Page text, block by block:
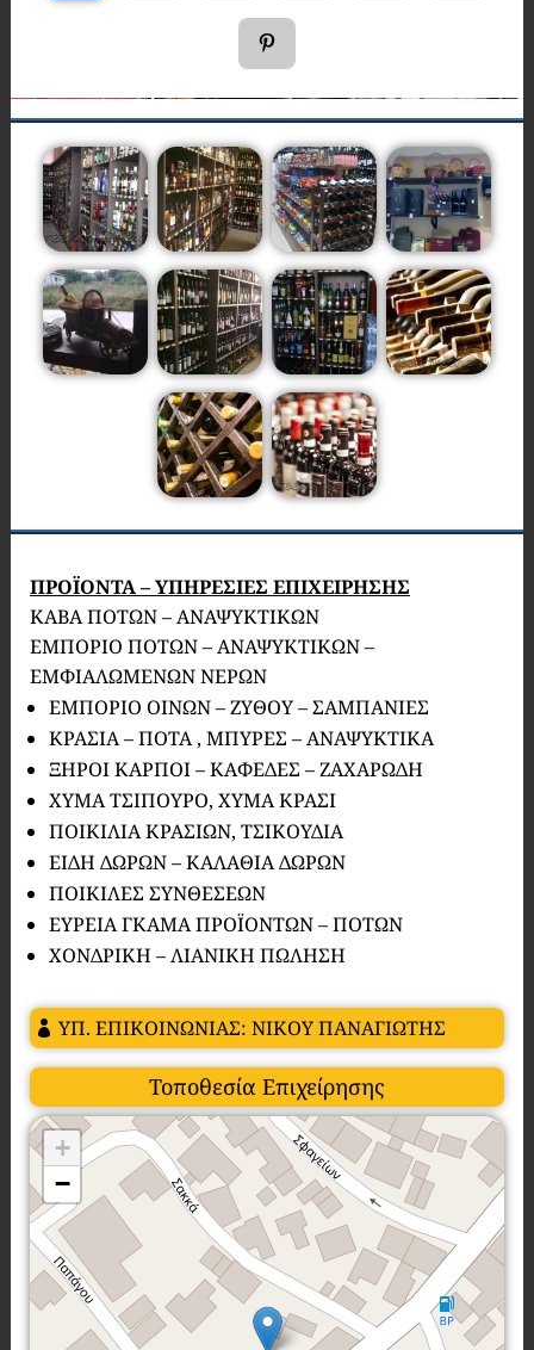
ΠΡΟΪΟΝΤΑ – ΥΠΗΡΕΣΙΕΣ ΕΠΙΧΕΙΡΗΣΗΣ
ΚΑΒΑ ΠΟΤΩΝ – ΑΝΑΨΥΚΤΙΚΩΝ
ΕΜΠΟΡΙΟ ΠΟΤΩΝ – ΑΝΑΨΥΚΤΙΚΩΝ –
ΕΜΦΙΑΛΩΜΕΝΩΝ ΝΕΡΩΝ
ΕΜΠΟΡΙΟ ΟΙΝΩΝ – ΖΥΘΟΥ – ΣΑΜΠΑΝΙΕΣ
ΚΡΑΣΙΑ – ΠΟΤΑ , ΜΠΥΡΕΣ – ΑΝΑΨΥΚΤΙΚΑ
ΞΗΡΟΙ ΚΑΡΠΟΙ – ΚΑΦΕΔΕΣ – ΖΑΧΑΡΩΔΗ
ΧΥΜΑ ΤΣΙΠΟΥΡΟ, ΧΥΜΑ ΚΡΑΣΙ
ΠΟΙΚΙΛΙΑ ΚΡΑΣΙΩΝ, ΤΣΙΚΟΥΔΙΑ
ΕΙΔΗ ΔΩΡΩΝ – ΚΑΛΑΘΙΑ ΔΩΡΩΝ
ΠΟΙΚΙΛΕΣ ΣΥΝΘΕΣΕΩΝ
ΕΥΡΕΙΑ ΓΚΑΜΑ ΠΡΟΪΟΝΤΩΝ – ΠΟΤΩΝ
ΧΟΝΔΡΙΚΗ – ΛΙΑΝΙΚΗ ΠΩΛΗΣΗ
ΥΠ. ΕΠΙΚΟΙΝΩΝΙΑΣ: ΝΙΚΟΥ ΠΑΝΑΓΙΩΤΗΣ
Τοποθεσία Επιχείρησης
+
−